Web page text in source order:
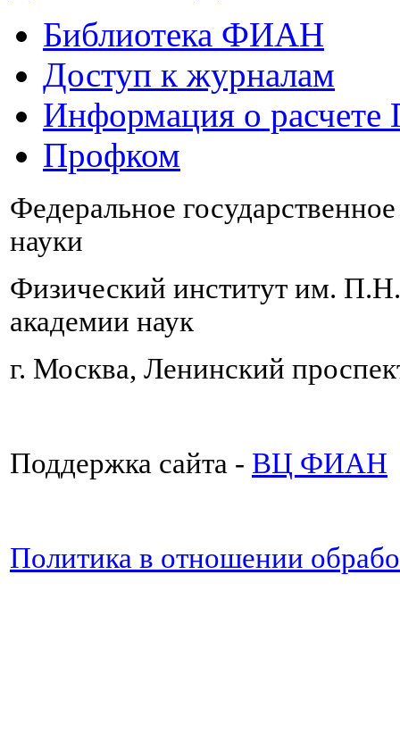
Библиотека ФИАН
Доступ к журналам
Информация о
Профком
Федеральное
науки
Физический институт им.
академии наук
г. Москва, Ленинский
Поддержка сайта - ВЦ ФИАН
Политика в отношении